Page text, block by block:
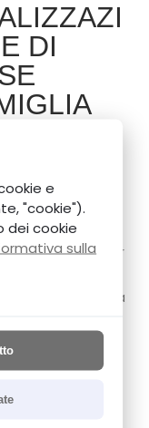
DI
di costruzione di
in mano", in
rendere l'intero
più semplice per
Sulla base della
e della distinta
per
e
"cookie").
dei cookie
sulla